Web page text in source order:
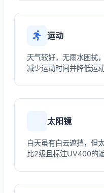
运动
天气较好，无雨水困扰
减少运动时间并降低运
太阳镜
白天虽有白云遮挡，但
比2级且标注UV400的